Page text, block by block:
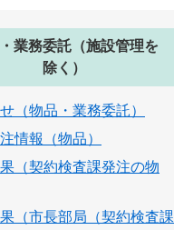
業務委託（施設管理を
除く）
（物品・業務委託）
情報（物品）
（契約検査課発注の物
（市長部局（契約検査課